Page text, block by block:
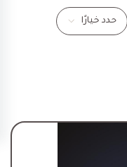
حدد خيارًا